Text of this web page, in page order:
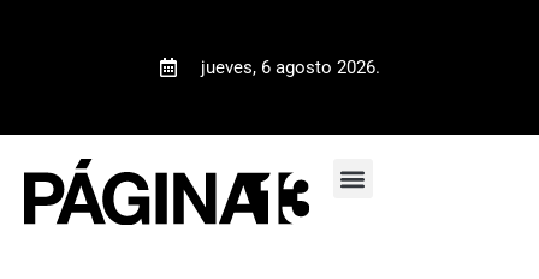
jueves, 6 agosto 2026.